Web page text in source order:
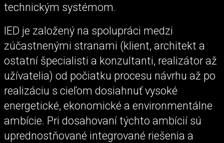
technickým systémom.
IED je založený na spolupráci medzi
zúčastnenými stranami (klient, architekt a
ostatní špecialisti a konzultanti, realizátor až
užívatelia) od počiatku procesu návrhu až po
realizáciu s cieľom dosiahnuť vysoké
energetické, ekonomické a environmentálne
ambície. Pri dosahovaní týchto ambícií sú
uprednostňované integrované riešenia a